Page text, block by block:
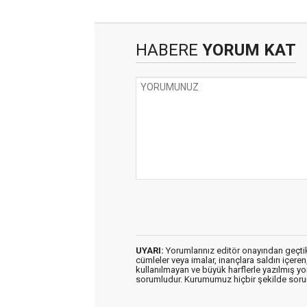
HABERE YORUM KAT
UYARI: Yorumlarınız editör onayından
cümleler veya imalar, inançlara saldırı
kullanılmayan ve büyük harflerle yazılmış
sorumludur. Kurumumuz hiçbir şekilde